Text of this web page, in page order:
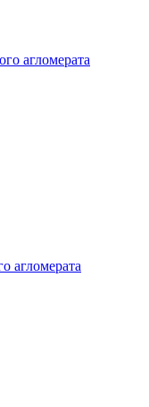
агломерата
агломерата